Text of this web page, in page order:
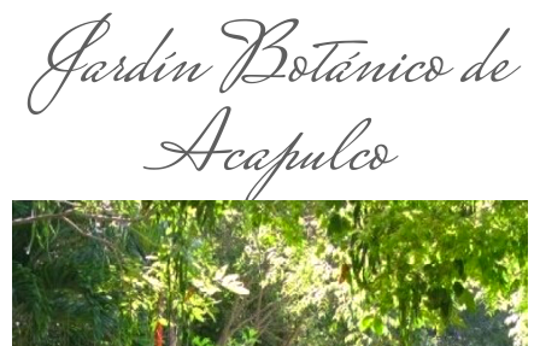
Jardín Botánico de
Acapulco